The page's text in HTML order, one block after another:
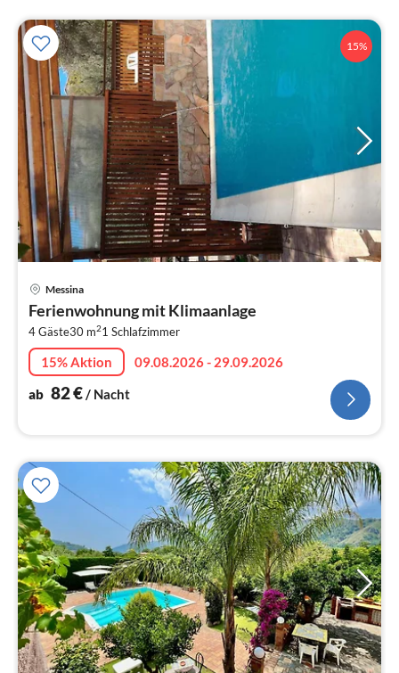
15%
Messina
Ferienwohnung mit Klimaanlage
4 Gäste30 m21 Schlafzimmer
15% Aktion
09.08.2026 - 29.09.2026
ab 82€/ Nacht